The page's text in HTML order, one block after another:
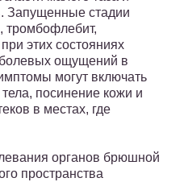
Запущенные стадии
тромбофлебит,
этих состояниях
ощущений в
могут включать
посинение кожи и
в местах, где
органов брюшной
пространства